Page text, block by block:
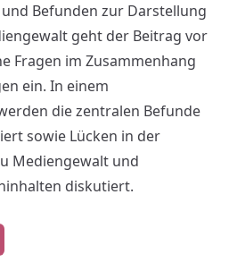
Befunden zur Darstellung
geht der Beitrag vor
Fragen im Zusammenhang
ein. In einem
die zentralen Befunde
sowie Lücken in der
Mediengewalt und
diskutiert.